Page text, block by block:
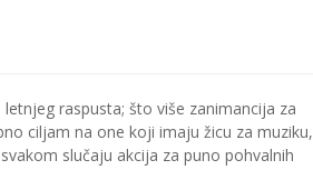
raspusta; što više zanimancija za
ciljam na one koji imaju žicu za muziku,
slučaju akcija za puno pohvalnih